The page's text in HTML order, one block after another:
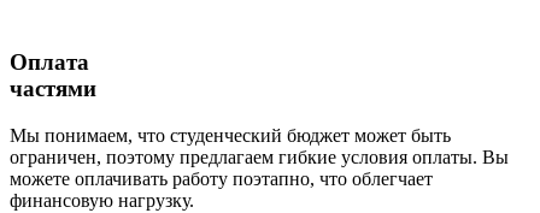
Оплата
частями
Мы понимаем, что студенческий бюджет может быть
ограничен, поэтому предлагаем гибкие условия оплаты. Вы
можете оплачивать работу поэтапно, что облегчает
финансовую нагрузку.